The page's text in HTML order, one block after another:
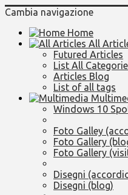
Cambia navigazione
Home
All
Futured Articles
List All
Articles Blog
List of all tags
Windows 10
Foto Galley
Foto Gallery
Foto Gallery
Disegni
Disegni (blog)